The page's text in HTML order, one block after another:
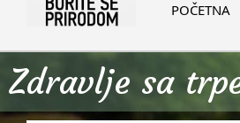
POČETNA
Zdravlje sa